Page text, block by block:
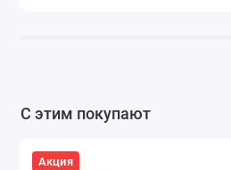
С этим покупают
Акция